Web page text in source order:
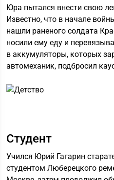
Юра пытался внести свою
Известно, что в начале
нашли раненого солдата
носили ему еду и
в аккумуляторы, которых
автомеханик, подбросил
Студент
Учился Юрий Гагарин
студентом Люберецкого